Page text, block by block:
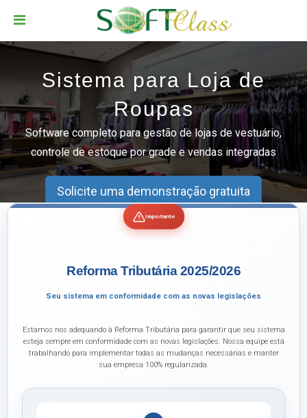
Sistema para Loja de
Roupas
Software completo para gestão de lojas de vestuário,
controle de estoque por grade e vendas integradas
Solicite uma demonstração gratuita
Importante
Reforma Tributária 2025/2026
Seu sistema em conformidade com as novas legislações
Estamos nos adequando à Reforma Tributária para garantir que seu sistema
esteja sempre em conformidade com as novas legislações. Nossa equipe está
trabalhando para implementar todas as mudanças necessárias e manter
sua empresa 100% regularizada.